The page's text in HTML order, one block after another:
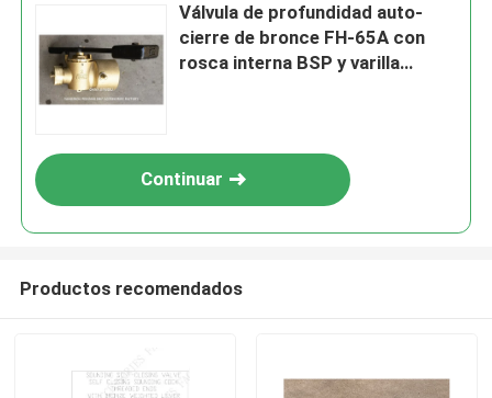
Válvula de profundidad auto-
cierre de bronce FH-65A con
rosca interna BSP y varilla
Continuar
Productos recomendados